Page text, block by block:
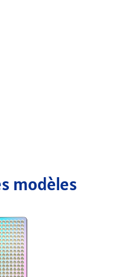
modèles